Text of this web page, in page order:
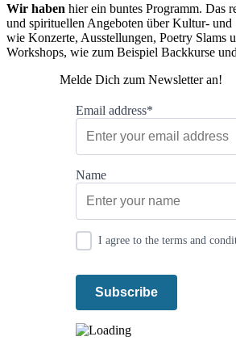
Wir haben hier ein buntes Programm. Das
und spirituellen Angeboten über Kultur- und
wie Konzerte, Ausstellungen, Poetry Slams
Workshops, wie zum Beispiel Backkurse
Melde Dich zum Newsletter an!
Email address*
Name
I agree to the terms and